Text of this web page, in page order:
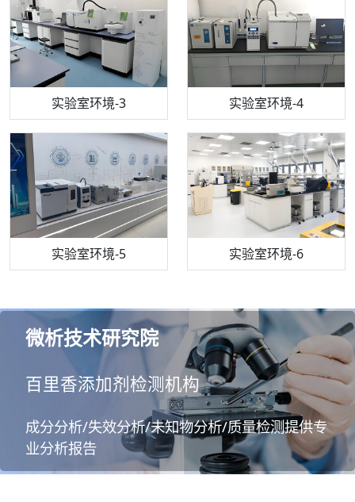
实验室环境-3 实验室环境-4
实验室环境-5 实验室环境-6
机构质检技术员-3 机构质检技术员-4
机构质检技术员-5 机构质检技术员-6
高效液相色谱仪 流式细胞仪
气相色谱仪 万能力学试验仪
微析技术研究院
百里香添加剂检测机构
成分分析/失效分析/未知物分析/质量检测提供专
业分析报告